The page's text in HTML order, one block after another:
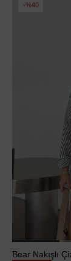
%40
Bear Nakışlı